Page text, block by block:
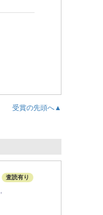
受賞の先頭へ▲
査読有り